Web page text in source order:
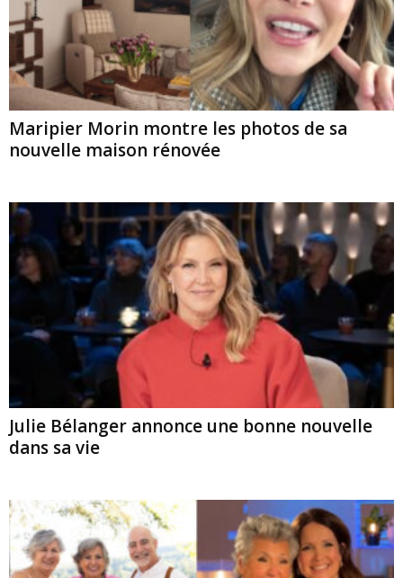
Maripier Morin montre les photos de sa
nouvelle maison rénovée
Julie Bélanger annonce une bonne nouvelle
dans sa vie